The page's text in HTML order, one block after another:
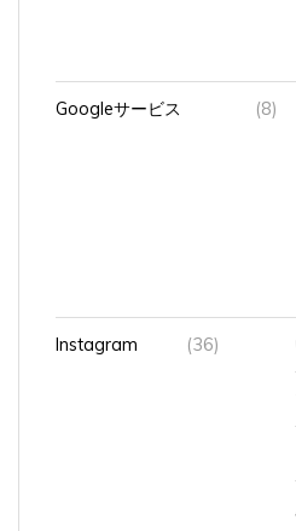
Googleサービス (8)
Instagram (36)